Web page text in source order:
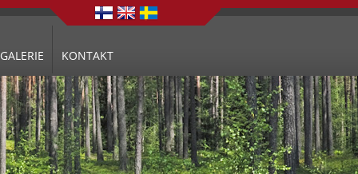
KONTAKT